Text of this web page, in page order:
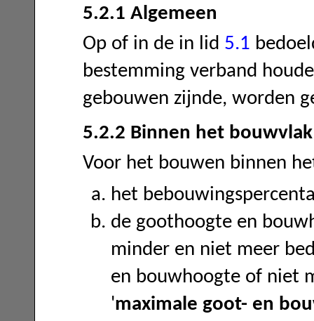
5.2.1 Algemeen
Op of in de in lid 5.1
bestemming verband
gebouwen zijnde, worden
5.2.2 Binnen het bouwvlak
Voor het bouwen binnen
het
de goothoogte en
minder en niet meer
en bouwhoogte of niet
'maximale goot- en